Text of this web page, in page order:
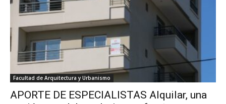
Facultad de Arquitectura y Urbanismo
APORTE DE ESPECIALISTAS Alquilar, una